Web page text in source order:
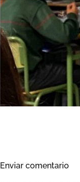
Enviar comentario